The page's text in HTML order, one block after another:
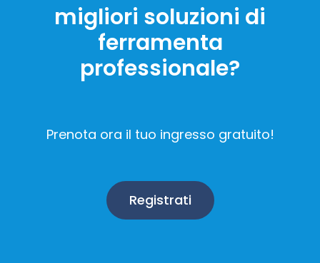
migliori soluzioni di
ferramenta
professionale?
Prenota ora il tuo ingresso gratuito!
Registrati